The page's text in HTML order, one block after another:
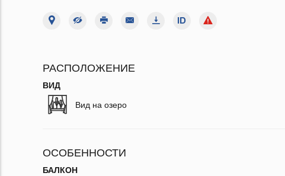
РАСПОЛОЖЕНИЕ
ВИД
Вид на озеро
ОСОБЕННОСТИ
БАЛКОН